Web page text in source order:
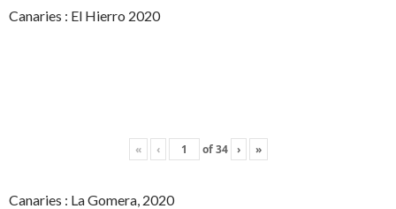
Canaries : El Hierro 2020
« ‹ of34 › »
Canaries : La Gomera, 2020